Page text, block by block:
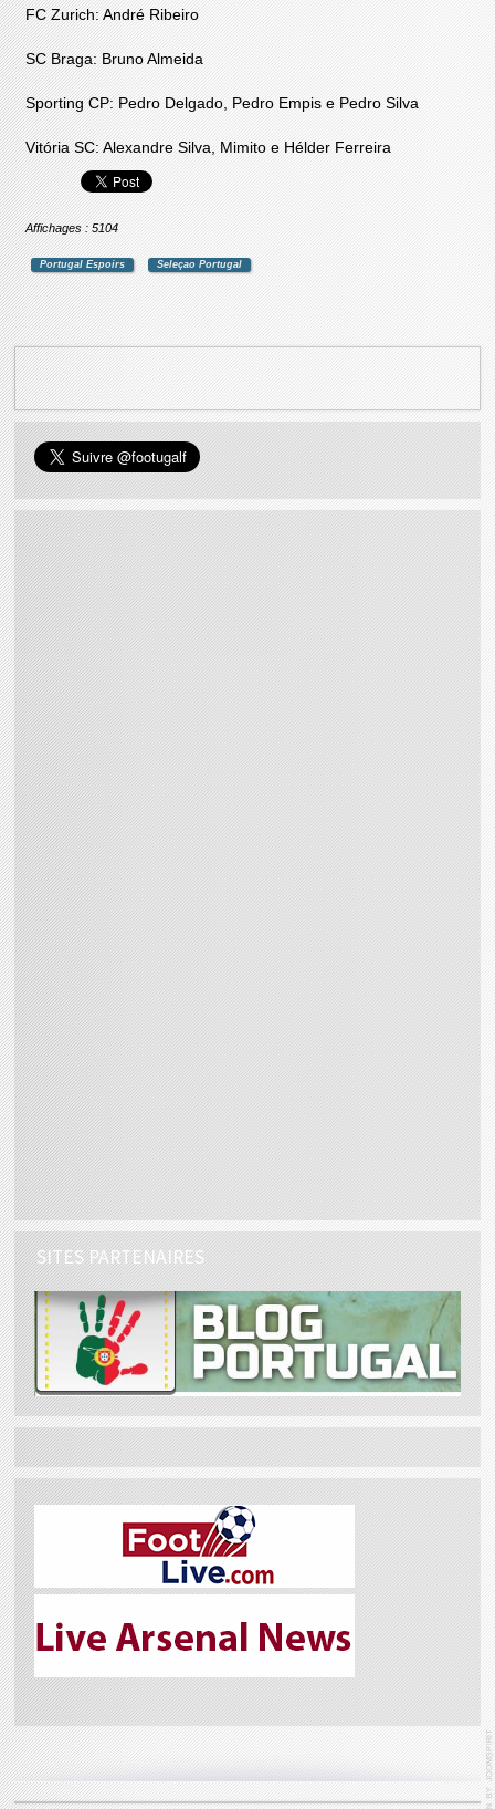
FC Zurich: André Ribeiro
SC Braga: Bruno Almeida
Sporting CP: Pedro Delgado, Pedro Empis e Pedro Silva
Vitória SC: Alexandre Silva, Mimito e Hélder Ferreira
Affichages : 5104
Portugal Espoirs Seleçao Portugal
SITES PARTENAIRES